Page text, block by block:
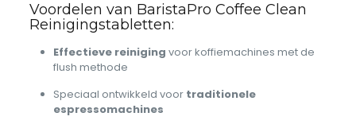
Voordelen van BaristaPro Coffee Clean
Reinigingstabletten:
Effectieve reiniging voor koffiemachines met de
flush methode
Speciaal ontwikkeld voor traditionele
espressomachines